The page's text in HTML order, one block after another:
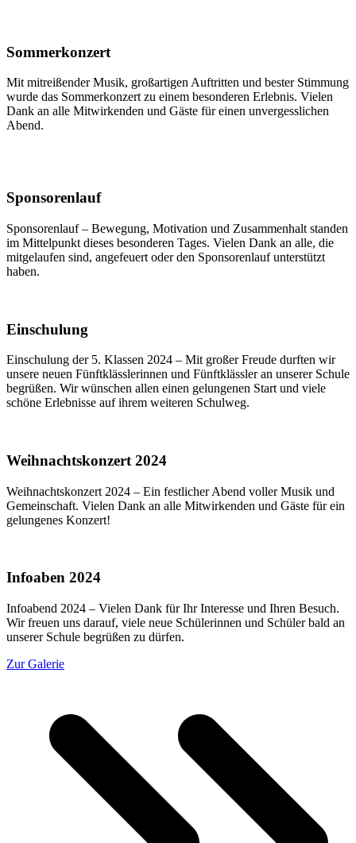
Sommerkonzert
Mit mitreißender Musik, großartigen Auftritten und bester Stimmung
wurde das Sommerkonzert zu einem besonderen Erlebnis. Vielen
Dank an alle Mitwirkenden und Gäste für einen unvergesslichen
Abend.
Sponsorenlauf
Sponsorenlauf – Bewegung, Motivation und Zusammenhalt standen
im Mittelpunkt dieses besonderen Tages. Vielen Dank an alle, die
mitgelaufen sind, angefeuert oder den Sponsorenlauf unterstützt
haben.
Einschulung
Einschulung der 5. Klassen 2024 – Mit großer Freude durften wir
unsere neuen Fünftklässlerinnen und Fünftklässler an unserer Schule
begrüßen. Wir wünschen allen einen gelungenen Start und viele
schöne Erlebnisse auf ihrem weiteren Schulweg.
Weihnachtskonzert 2024
Weihnachtskonzert 2024 – Ein festlicher Abend voller Musik und
Gemeinschaft. Vielen Dank an alle Mitwirkenden und Gäste für ein
gelungenes Konzert!
Infoaben 2024
Infoabend 2024 – Vielen Dank für Ihr Interesse und Ihren Besuch.
Wir freuen uns darauf, viele neue Schülerinnen und Schüler bald an
unserer Schule begrüßen zu dürfen.
Zur Galerie